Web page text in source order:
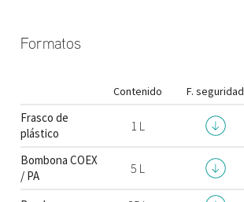
Formatos
Contenido F. seguridad
Frasco de
plástico
1 L
Bombona COEX
/ PA
5 L